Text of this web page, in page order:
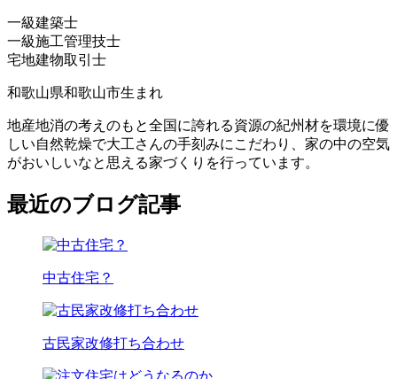
一級建築士
一級施工管理技士
宅地建物取引士
和歌山県和歌山市生まれ
地産地消の考えのもと全国に誇れる資源の紀州材を環境に優
しい自然乾燥で大工さんの手刻みにこだわり、家の中の空気
がおいしいなと思える家づくりを行っています。
最近のブログ記事
中古住宅？
古民家改修打ち合わせ